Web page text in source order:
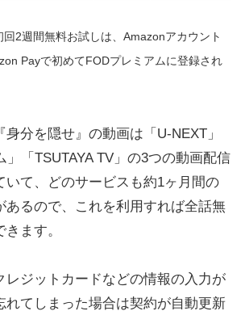
2週間無料お試しは、Amazonアカウント
Payで初めてFODプレミアムに登録され
身分を隠せ』の動画は「U-NEXT」
」「TSUTAYA TV」の3つの動画配信
いて、どのサービスも約1ヶ月間の
あるので、これを利用すれば全話無
ます。
レジットカードなどの情報の入力が
れてしまった場合は契約が自動更新